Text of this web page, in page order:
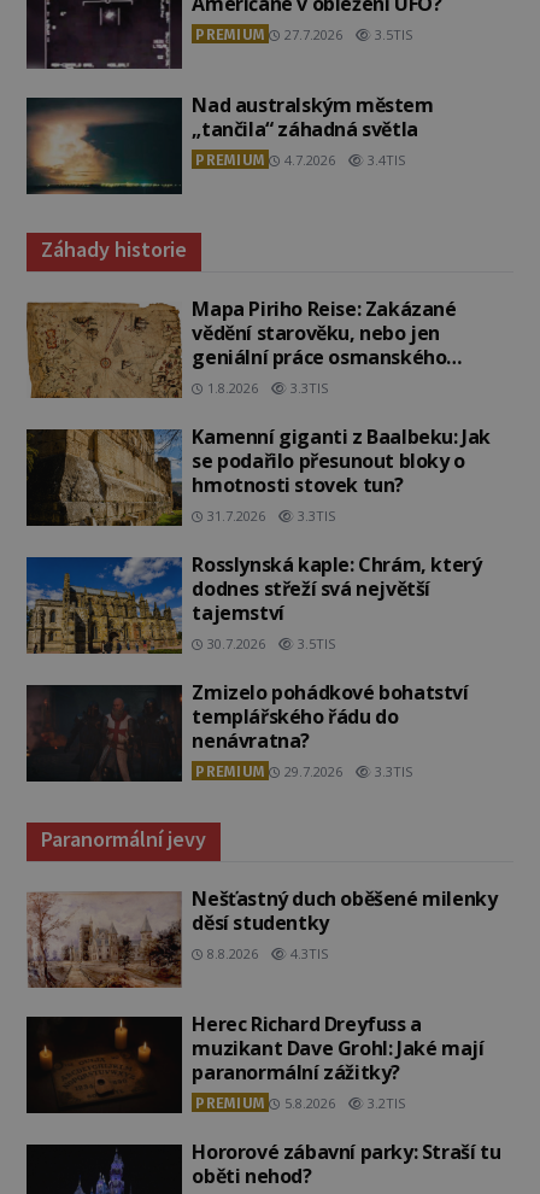
PREMIUM 27.7.2026 3.5TIS
Nad australským městem
„tančila“ záhadná světla
PREMIUM 4.7.2026 3.4TIS
Záhady historie
Mapa Piriho Reise: Zakázané
vědění starověku, nebo jen
geniální práce osmanského
admirála?
1.8.2026 3.3TIS
Kamenní giganti z Baalbeku: Jak
se podařilo přesunout bloky o
hmotnosti stovek tun?
31.7.2026 3.3TIS
Rosslynská kaple: Chrám, který
dodnes střeží svá největší
tajemství
30.7.2026 3.5TIS
Zmizelo pohádkové bohatství
templářského řádu do
nenávratna?
PREMIUM 29.7.2026 3.3TIS
Paranormální jevy
Nešťastný duch oběšené milenky
děsí studentky
8.8.2026 4.3TIS
Herec Richard Dreyfuss a
muzikant Dave Grohl: Jaké mají
paranormální zážitky?
PREMIUM 5.8.2026 3.2TIS
Hororové zábavní parky: Straší tu
oběti nehod?